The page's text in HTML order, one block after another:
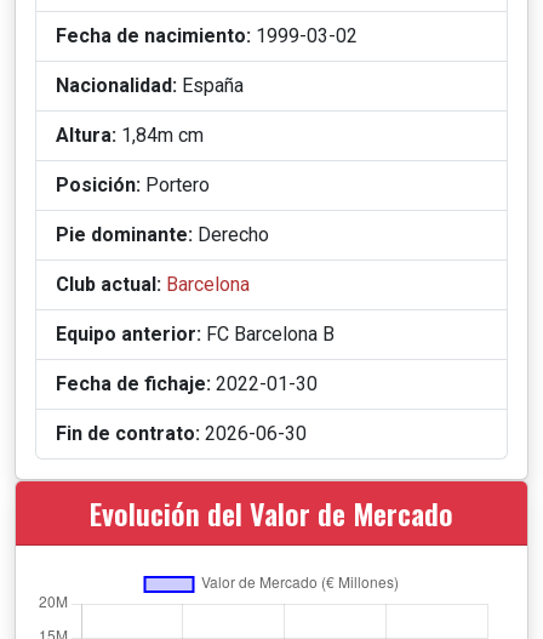
Fecha de nacimiento: 1999-03-02
Nacionalidad: España
Altura: 1,84m cm
Posición: Portero
Pie dominante: Derecho
Club actual: Barcelona
Equipo anterior: FC Barcelona B
Fecha de fichaje: 2022-01-30
Fin de contrato: 2026-06-30
Evolución del Valor de Mercado